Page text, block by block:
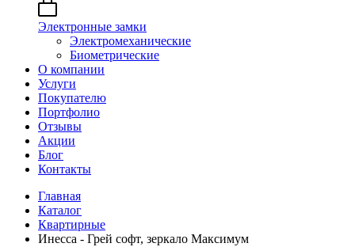
Электронные замки
Электромеханические
Биометрические
О компании
Услуги
Покупателю
Портфолио
Отзывы
Акции
Блог
Контакты
Главная
Каталог
Квартирные
Инесса - Грей софт, зеркало Максимум